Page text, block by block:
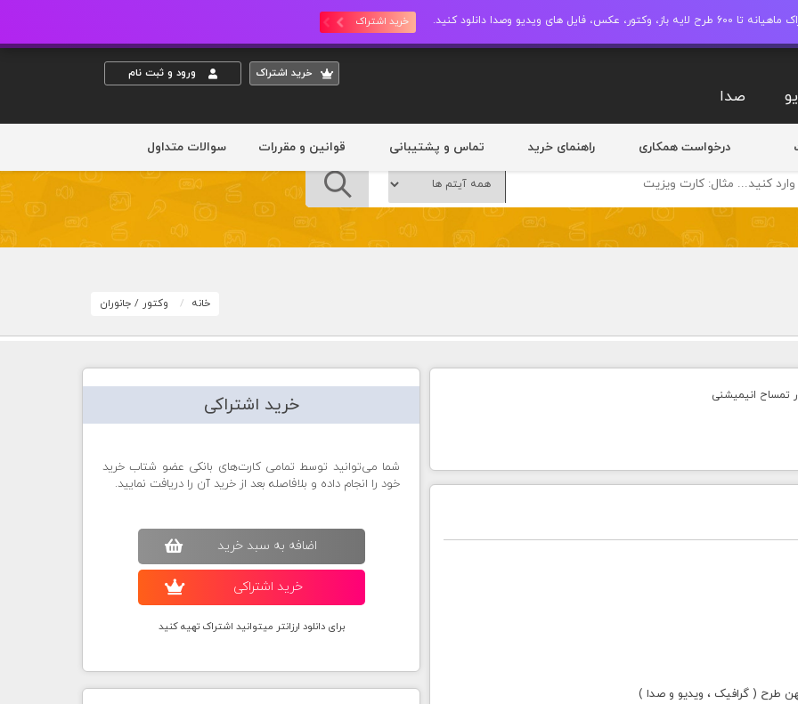
عکس، فایل های ویدیو وصدا دانلود کنید. خرید اشتراک
خريد اشتراک ورود و ثبت نام
صدا
درخواست همکاری راهنمای خرید تماس و پشتیبانی قوانین و مقررات سوالات متداول
خانه وکتور / جانوران
طرح ( گرافیک ، ویدیو و صدا )
خرید اشتراکی
شما می‌توانید توسط تمامی کارت‌های بانکی عضو شتاب خرید
خود را انجام داده و بلافاصله بعد از خرید آن را دریافت نمایید.
اضافه به سبد خريد
خريد اشتراکی
برای دانلود ارزانتر میتوانید اشتراک تهیه کنید